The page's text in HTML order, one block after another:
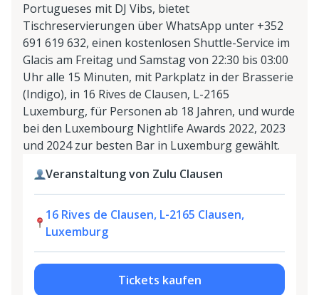
Portugueses mit DJ Vibs, bietet
Tischreservierungen über WhatsApp unter +352
691 619 632, einen kostenlosen Shuttle-Service im
Glacis am Freitag und Samstag von 22:30 bis 03:00
Uhr alle 15 Minuten, mit Parkplatz in der Brasserie
(Indigo), in 16 Rives de Clausen, L-2165
Luxemburg, für Personen ab 18 Jahren, und wurde
bei den Luxembourg Nightlife Awards 2022, 2023
und 2024 zur besten Bar in Luxemburg gewählt.
Veranstaltung von Zulu Clausen
16 Rives de Clausen, L-2165 Clausen,
Luxemburg
Tickets kaufen